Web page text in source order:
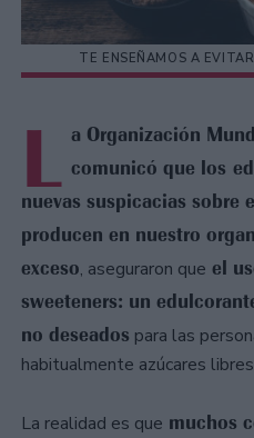
TE ENSEÑAMOS A
L a Organización
comunicó que los
nuevas suspicacias sobre
producen en nuestro
exceso, aseguraron que el
sweeteners: un
no deseados para las
habitualmente azúcares
La realidad es que muchos